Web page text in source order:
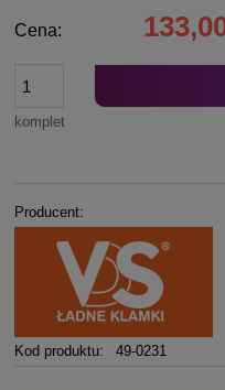
Cena:
komplet
Producent:
Kod produktu: 49-0231